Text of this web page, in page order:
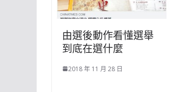
由選後動作看懂選舉
到底在選什麼
2018 年 11 月 28 日